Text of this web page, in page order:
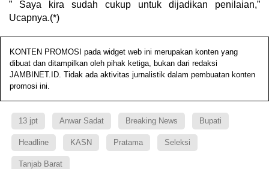
” Saya kira sudah cukup untuk dijadikan penilaian,”
Ucapnya.(*)
KONTEN PROMOSI pada widget web ini merupakan konten yang
dibuat dan ditampilkan oleh pihak ketiga, bukan dari redaksi
JAMBINET.ID. Tidak ada aktivitas jurnalistik dalam pembuatan konten
promosi ini.
13 jpt Anwar Sadat Breaking News Bupati
Headline KASN Pratama Seleksi
Tanjab Barat